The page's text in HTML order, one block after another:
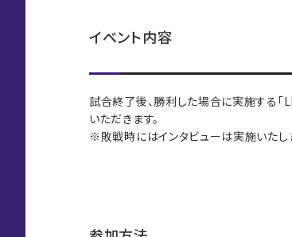
イベント内容
試合終了後、勝利した場合に実施する「
いただきます。
※敗戦時にはインタビューは実施いたし